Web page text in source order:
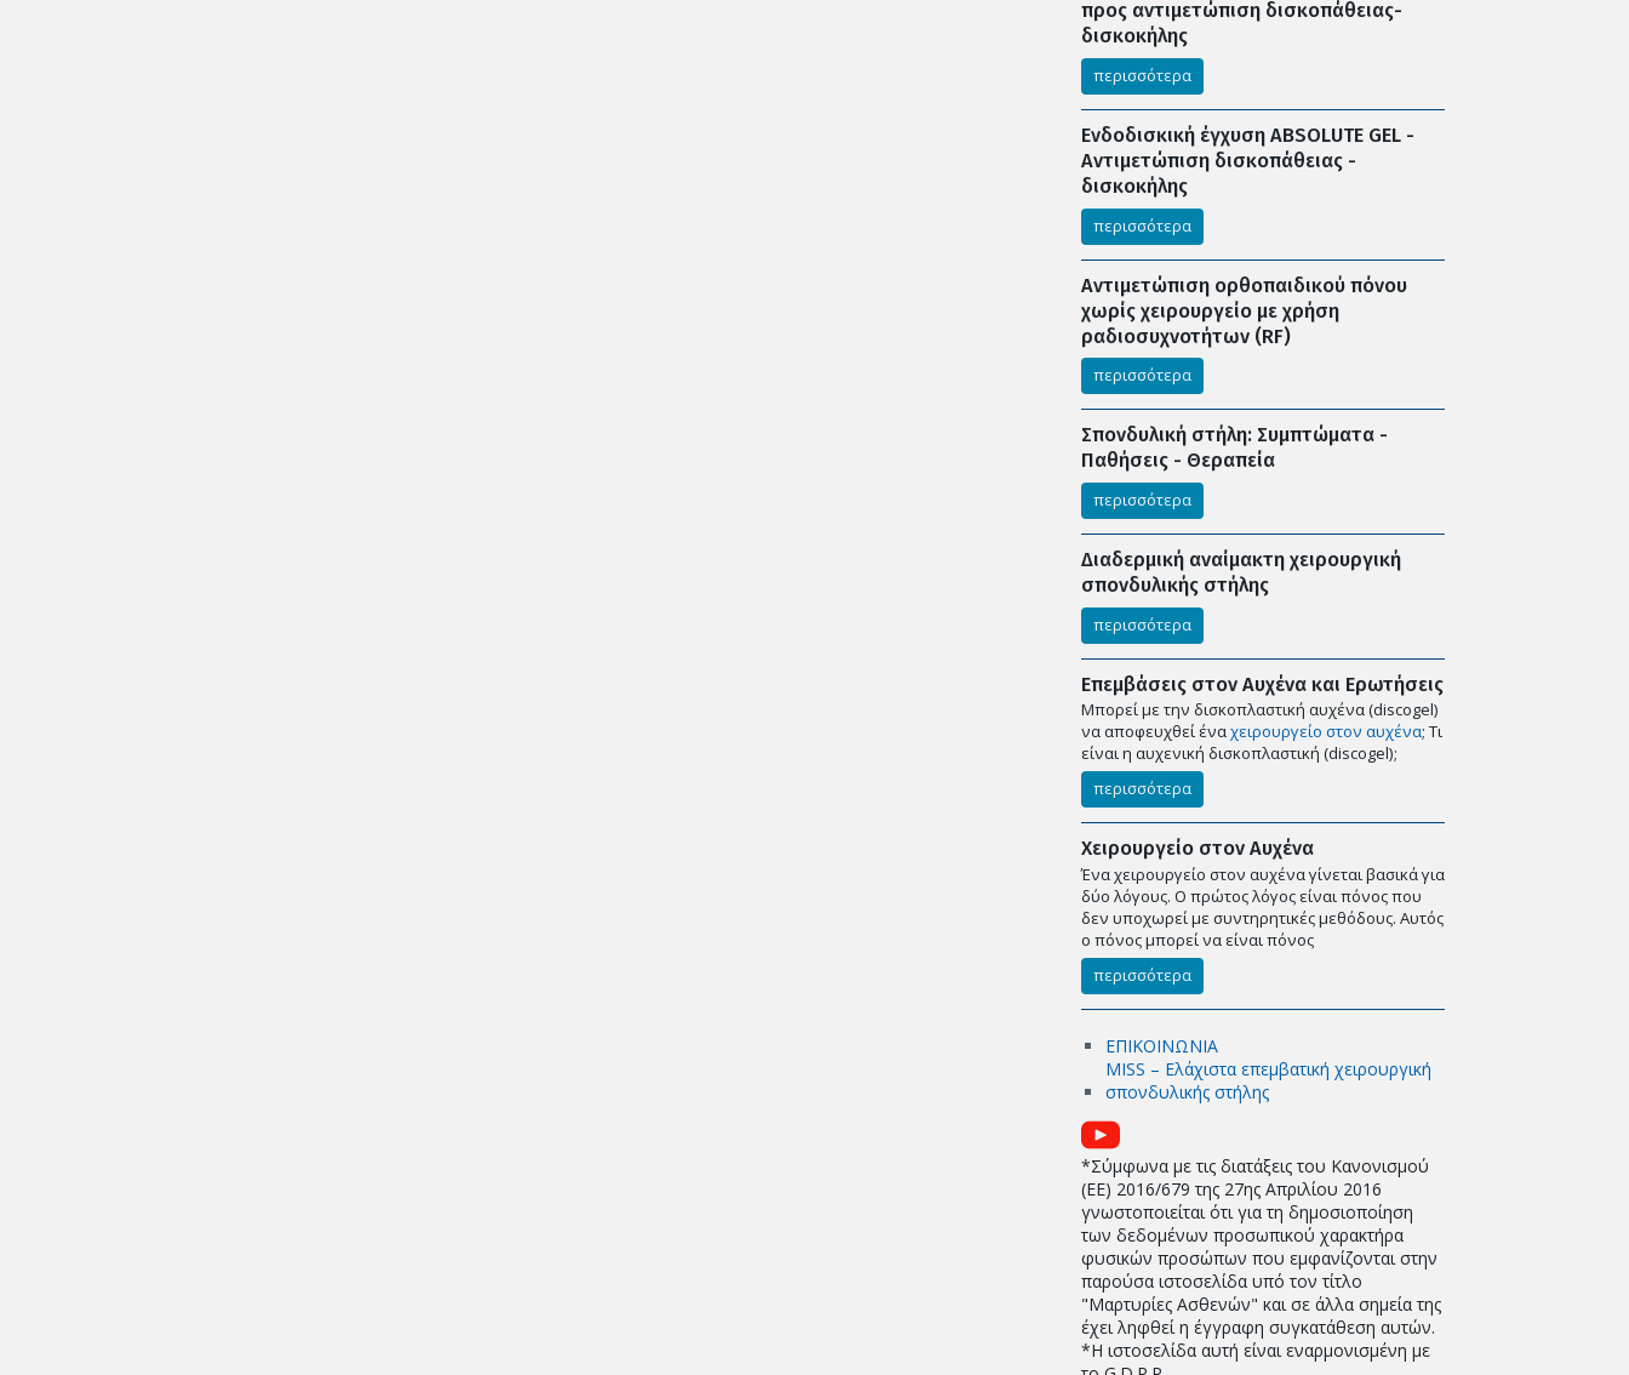
προς αντιμετώπιση δισκοπάθειας-
δισκοκήλης
περισσότερα
Ενδοδισκική έγχυση ABSOLUTE GEL -
Αντιμετώπιση δισκοπάθειας -
δισκοκήλης
περισσότερα
Αντιμετώπιση ορθοπαιδικού πόνου
χωρίς χειρουργείο με χρήση
ραδιοσυχνοτήτων (RF)
περισσότερα
Σπονδυλική στήλη: Συμπτώματα -
Παθήσεις - Θεραπεία
περισσότερα
Διαδερμική αναίμακτη χειρουργική
σπονδυλικής στήλης
περισσότερα
Επεμβάσεις στον Αυχένα και Ερωτήσεις
Μπορεί με την δισκοπλαστική αυχένα (discogel)
να αποφευχθεί έναχειρουργείο στον αυχένα; Tι
είναι η αυχενική δισκοπλαστική (discogel);
περισσότερα
Χειρουργείο στον Αυχένα
Ένα χειρουργείο στον αυχένα γίνεται βασικά για
δύο λόγους. Ο πρώτος λόγος είναι πόνος που
δεν υποχωρεί με συντηρητικές μεθόδους. Αυτός
ο πόνος μπορεί να είναι πόνος
περισσότερα
ΕΠΙΚΟΙΝΩΝΙΑ
MISS – Ελάχιστα επεμβατική χειρουργική
σπονδυλικής στήλης
*Σύμφωνα με τις διατάξεις του Κανονισμού
(EE) 2016/679 της 27ης Απριλίου 2016
γνωστοποιείται ότι για τη δημοσιοποίηση
των δεδομένων προσωπικού χαρακτήρα
φυσικών προσώπων που εμφανίζονται στην
παρούσα ιστοσελίδα υπό τον τίτλο
"Μαρτυρίες Ασθενών" και σε άλλα σημεία της
έχει ληφθεί η έγγραφη συγκατάθεση αυτών.
*Η ιστοσελίδα αυτή είναι εναρμονισμένη με